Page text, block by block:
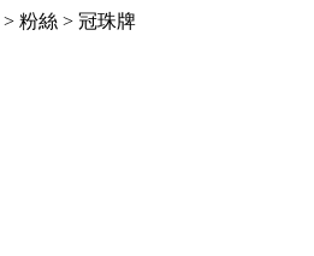
> 粉絲 > 冠珠牌